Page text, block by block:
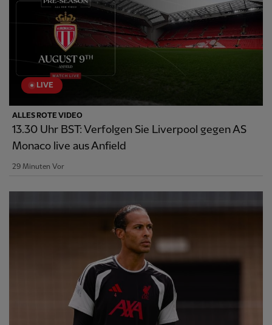
LIVE
ALLES ROTE VIDEO
13.30 Uhr BST: Verfolgen Sie Liverpool gegen AS
Monaco live aus Anfield
29 Minuten Vor